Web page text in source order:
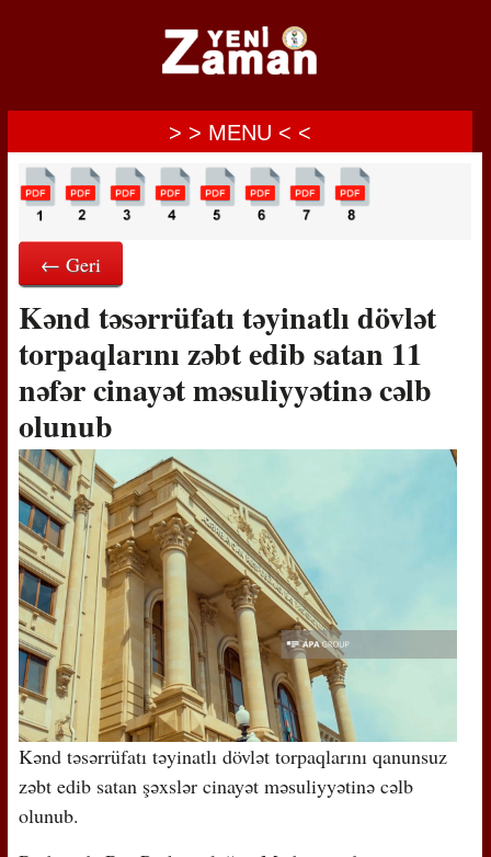
> > MENU < <
← Geri
Kənd təsərrüfatı təyinatlı dövlət
torpaqlarını zəbt edib satan 11
nəfər cinayət məsuliyyətinə cəlb
olunub
Kənd təsərrüfatı təyinatlı dövlət torpaqlarını qanunsuz
zəbt edib satan şəxslər cinayət məsuliyyətinə cəlb
olunub.